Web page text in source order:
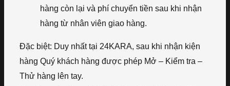
hàng còn lại và phí chuyển tiền sau khi nhận
hàng từ nhân viên giao hàng.
Đặc biệt: Duy nhất tại 24KARA, sau khi nhận kiện
hàng Quý khách hàng được phép Mở – Kiểm tra –
Thử hàng lên tay.